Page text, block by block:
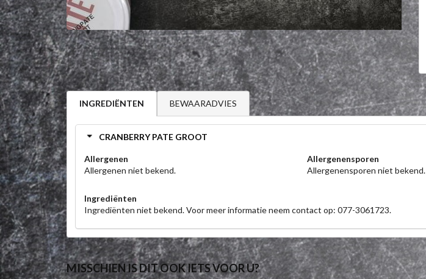
INGREDIËNTEN BEWAARADVIES
CRANBERRY PATE GROOT
Allergenen
Allergenen niet bekend.
Allergenensporen
Allergenensporen niet bekend.
Ingrediënten
Ingrediënten niet bekend. Voor meer informatie neem contact op: 077-3061723.
MISSCHIEN IS DIT OOK IETS VOOR U?